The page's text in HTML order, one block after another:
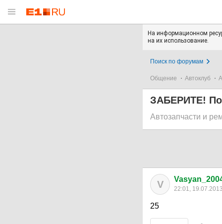
На информационном
на их использование.
Поиск по форумам
Общение Автоклуб
ЗАБЕРИТЕ!
Автозапчасти и
V 22:01, 19.07.2013
25